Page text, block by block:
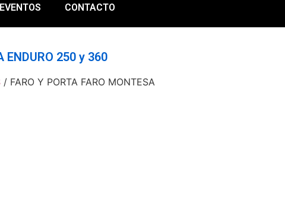
EVENTOS CONTACTO
ENDURO 250 y 360
/ FARO Y PORTA FARO MONTESA